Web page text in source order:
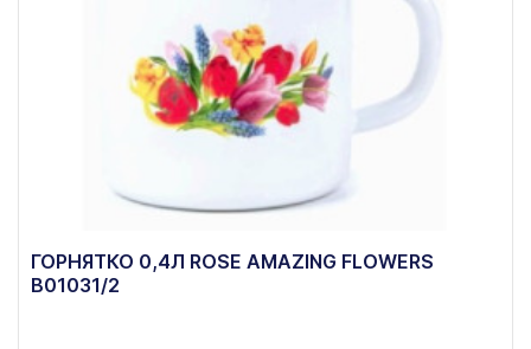
ГОРНЯТКО 0,4Л ROSE AMAZING FLOWERS
В01031/2